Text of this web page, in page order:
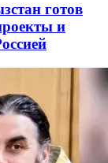
готов
и